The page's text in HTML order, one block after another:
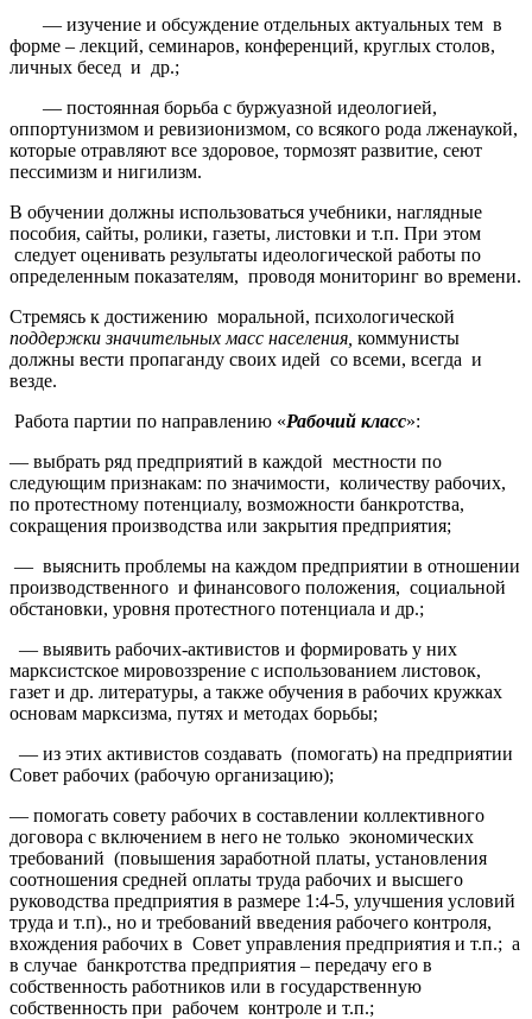
— изучение и обсуждение отдельных актуальных тем в
форме – лекций, семинаров, конференций, круглых столов,
личных бесед и др.;
— постоянная борьба с буржуазной идеологией,
оппортунизмом и ревизионизмом, со всякого рода лженаукой,
которые отравляют все здоровое, тормозят развитие, сеют
пессимизм и нигилизм.
В обучении должны использоваться учебники, наглядные
пособия, сайты, ролики, газеты, листовки и т.п. При этом
следует оценивать результаты идеологической работы по
определенным показателям, проводя мониторинг во времени.
Стремясь к достижению моральной, психологической
поддержки значительных масс населения, коммунисты
должны вести пропаганду своих идей со всеми, всегда и
везде.
Работа партии по направлению «Рабочий класс»:
— выбрать ряд предприятий в каждой местности по
следующим признакам: по значимости, количеству рабочих,
по протестному потенциалу, возможности банкротства,
сокращения производства или закрытия предприятия;
— выяснить проблемы на каждом предприятии в отношении
производственного и финансового положения, социальной
обстановки, уровня протестного потенциала и др.;
— выявить рабочих-активистов и формировать у них
марксистское мировоззрение с использованием листовок,
газет и др. литературы, а также обучения в рабочих кружках
основам марксизма, путях и методах борьбы;
— из этих активистов создавать (помогать) на предприятии
Совет рабочих (рабочую организацию);
— помогать совету рабочих в составлении коллективного
договора с включением в него не только экономических
требований (повышения заработной платы, установления
соотношения средней оплаты труда рабочих и высшего
руководства предприятия в размере 1:4-5, улучшения условий
труда и т.п)., но и требований введения рабочего контроля,
вхождения рабочих в Совет управления предприятия и т.п.; а
в случае банкротства предприятия – передачу его в
собственность работников или в государственную
собственность при рабочем контроле и т.п.;